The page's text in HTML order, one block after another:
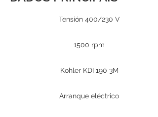
Tensión 400/230 V
1500 rpm
Kohler KDI 190 3M
Arranque eléctrico